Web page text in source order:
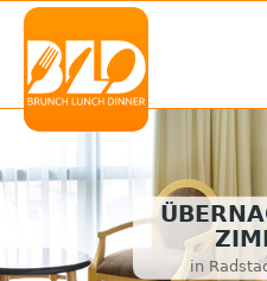
in